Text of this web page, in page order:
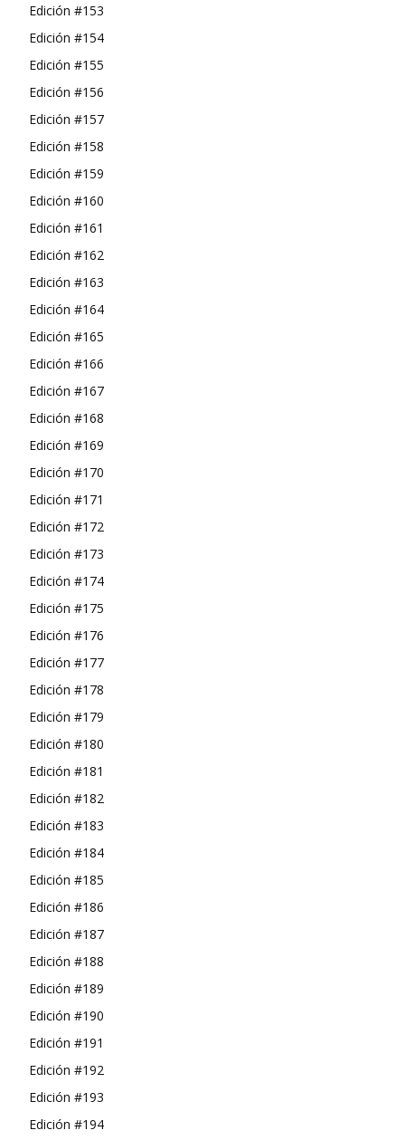
Edición #153
Edición #154
Edición #155
Edición #156
Edición #157
Edición #158
Edición #159
Edición #160
Edición #161
Edición #162
Edición #163
Edición #164
Edición #165
Edición #166
Edición #167
Edición #168
Edición #169
Edición #170
Edición #171
Edición #172
Edición #173
Edición #174
Edición #175
Edición #176
Edición #177
Edición #178
Edición #179
Edición #180
Edición #181
Edición #182
Edición #183
Edición #184
Edición #185
Edición #186
Edición #187
Edición #188
Edición #189
Edición #190
Edición #191
Edición #192
Edición #193
Edición #194